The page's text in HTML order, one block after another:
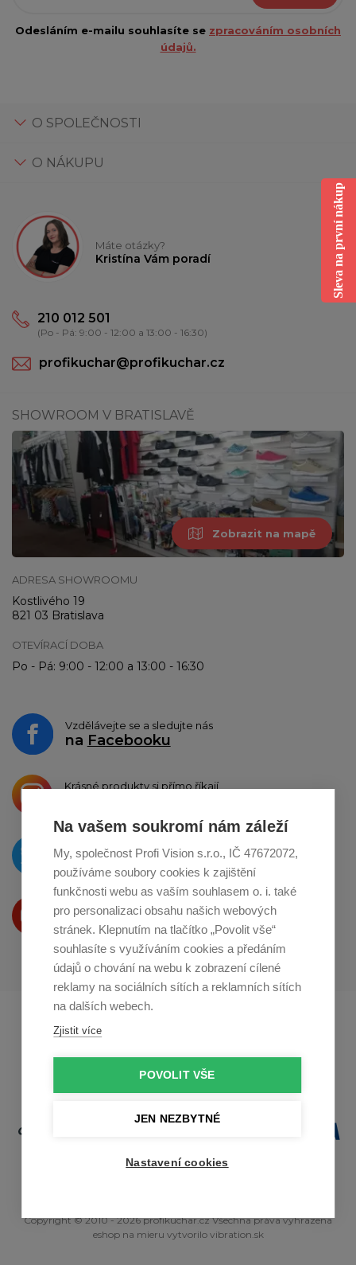
Na vašem soukromí nám záleží
My, společnost Profi Vision s.r.o., IČ 47672072,
používáme soubory cookies k zajištění
funkčnosti webu as vaším souhlasem o. i. také
pro personalizaci obsahu našich webových
stránek. Klepnutím na tlačítko „Povolit vše“
souhlasíte s využíváním cookies a předáním
údajů o chování na webu k zobrazení cílené
reklamy na sociálních sítích a reklamních sítích
na dalších webech.
Zjistit více
POVOLIT VŠE
JEN NEZBYTNÉ
Nastavení cookies
Odesláním e-mailu souhlasíte se zpracováním osobních
údajů.
O SPOLEČNOSTI
O NÁKUPU
Máte otázky?
Kristína Vám poradí
210 012 501
(Po - Pá: 9:00 - 12:00 a 13:00 - 16:30)
profikuchar@profikuchar.cz
SHOWROOM V BRATISLAVĚ
Zobrazit na mapě
ADRESA SHOWROOMU
Kostlivého 19
821 03 Bratislava
OTEVÍRACÍ DOBA
Po - Pá: 9:00 - 12:00 a 13:00 - 16:30
Vzdělávejte se a sledujte nás
na Facebooku
Krásné produkty si přímo říkají
O novinkách píšeme
naTwitteru
Produkty Vám představujeme
na Youtube
Profikuchar.sk
Copyright © 2010 - 2026 profikuchar.cz Všechna práva vyhrazena
eshop na mieru vytvorilo vibration.sk
Sleva na první nákup